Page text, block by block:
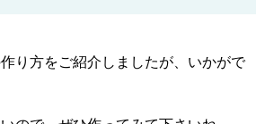
り方をご紹介しましたが、いかがで